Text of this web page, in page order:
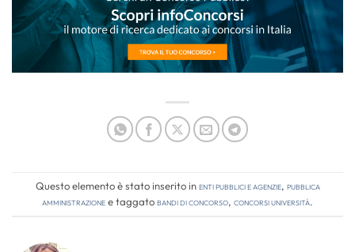
Questo elemento è stato inserito inEnti pubblici e agenzie, Pubblica
amministrazionee taggatobandi di concorso, concorsi università.